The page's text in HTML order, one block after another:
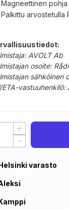
Magneettinen
Palkittu arvostetulla
AVOLT Ab
osoite:
ETA-
varasto